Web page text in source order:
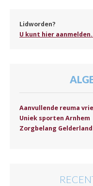
Lidworden?
U kunt hier
Aanvullende reuma
Uniek sporten Arnhem
Zorgbelang Gelderland